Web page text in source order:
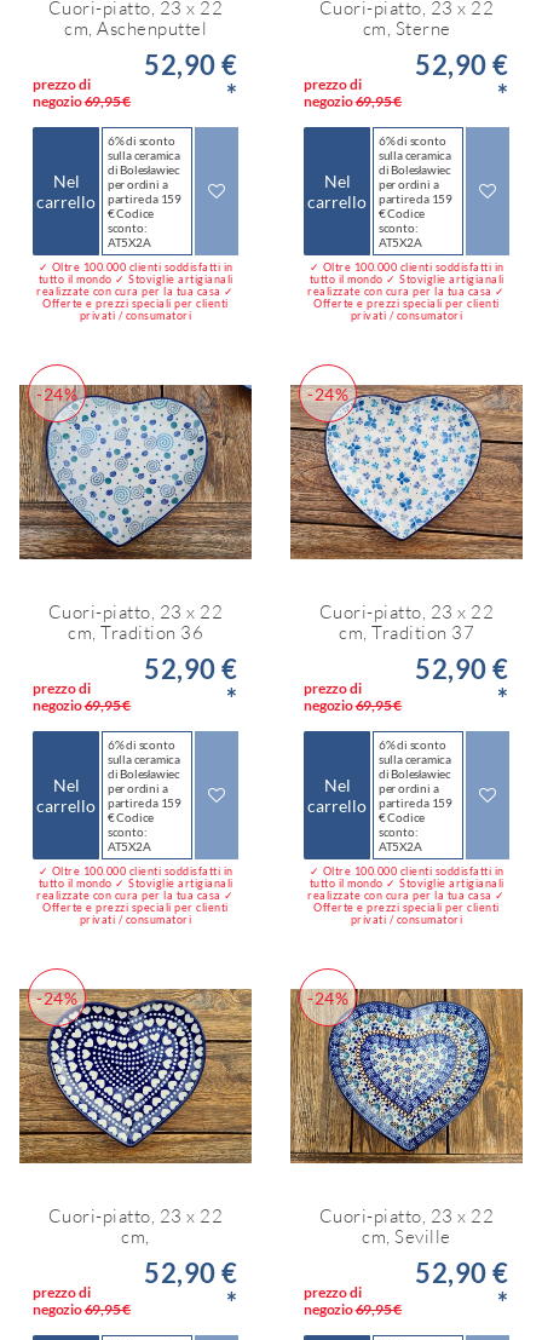
Cuori-piatto, 23 x 22
cm, Aschenputtel
prezzo di
negozio69,95 €
52,90 €
*
Nel
carrello
6% di sconto
sulla ceramica
di Bolesławiec
per ordini a
partire da 159
€ Codice
sconto:
AT5X2A
✓ Oltre 100.000 clienti soddisfatti in
tutto il mondo ✓ Stoviglie artigianali
realizzate con cura per la tua casa ✓
Offerte e prezzi speciali per clienti
privati / consumatori
Cuori-piatto, 23 x 22
cm, Sterne
prezzo di
negozio69,95 €
52,90 €
*
Nel
carrello
6% di sconto
sulla ceramica
di Bolesławiec
per ordini a
partire da 159
€ Codice
sconto:
AT5X2A
✓ Oltre 100.000 clienti soddisfatti in
tutto il mondo ✓ Stoviglie artigianali
realizzate con cura per la tua casa ✓
Offerte e prezzi speciali per clienti
privati / consumatori
-24%
Cuori-piatto, 23 x 22
cm, Tradition 36
prezzo di
negozio69,95 €
52,90 €
*
Nel
carrello
6% di sconto
sulla ceramica
di Bolesławiec
per ordini a
partire da 159
€ Codice
sconto:
AT5X2A
✓ Oltre 100.000 clienti soddisfatti in
tutto il mondo ✓ Stoviglie artigianali
realizzate con cura per la tua casa ✓
Offerte e prezzi speciali per clienti
privati / consumatori
-24%
Cuori-piatto, 23 x 22
cm, Tradition 37
prezzo di
negozio69,95 €
52,90 €
*
Nel
carrello
6% di sconto
sulla ceramica
di Bolesławiec
per ordini a
partire da 159
€ Codice
sconto:
AT5X2A
✓ Oltre 100.000 clienti soddisfatti in
tutto il mondo ✓ Stoviglie artigianali
realizzate con cura per la tua casa ✓
Offerte e prezzi speciali per clienti
privati / consumatori
-24%
Cuori-piatto, 23 x 22
cm,
prezzo di
negozio69,95 €
52,90 €
*
-24%
Cuori-piatto, 23 x 22
cm, Seville
prezzo di
negozio69,95 €
52,90 €
*